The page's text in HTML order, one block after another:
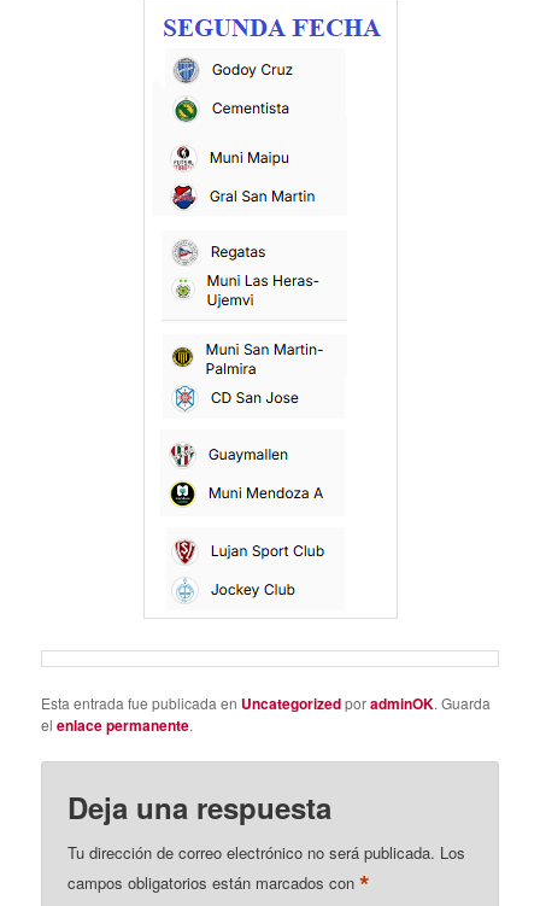
Esta entrada fue publicada en UncategorizedporadminOK. Guarda
elenlace permanente.
Deja una respuesta
Tu dirección de correo electrónico no será publicada. Los
campos obligatorios están marcados con*